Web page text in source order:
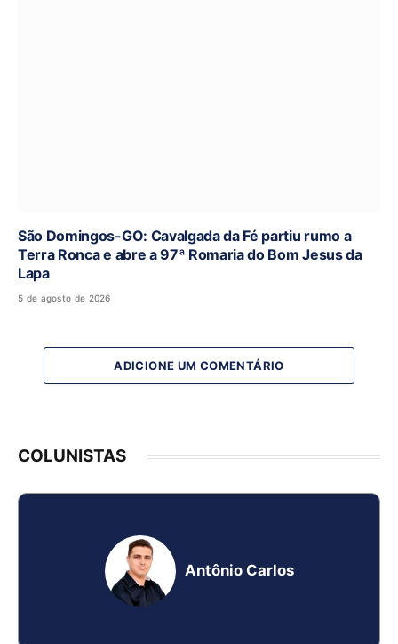
São Domingos-GO: Cavalgada da Fé partiu rumo a
Terra Ronca e abre a 97ª Romaria do Bom Jesus da
Lapa
5 de agosto de 2026
ADICIONE UM COMENTÁRIO
COLUNISTAS
Antônio Carlos